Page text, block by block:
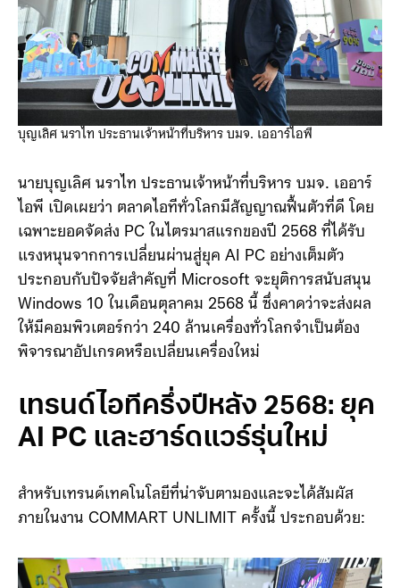
บุญเลิศ นราไท ประธานเจ้าหน้าที่บริหาร บมจ. เออาร์ไอพี
นายบุญเลิศ นราไท ประธานเจ้าหน้าที่บริหาร บมจ. เออาร์
ไอพี เปิดเผยว่า ตลาดไอทีทั่วโลกมีสัญญาณฟื้นตัวที่ดี โดย
เฉพาะยอดจัดส่ง PC ในไตรมาสแรกของปี 2568 ที่ได้รับ
แรงหนุนจากการเปลี่ยนผ่านสู่ยุค AI PC อย่างเต็มตัว
ประกอบกับปัจจัยสำคัญที่ Microsoft จะยุติการสนับสนุน
Windows 10 ในเดือนตุลาคม 2568 นี้ ซึ่งคาดว่าจะส่งผล
ให้มีคอมพิวเตอร์กว่า 240 ล้านเครื่องทั่วโลกจำเป็นต้อง
พิจารณาอัปเกรดหรือเปลี่ยนเครื่องใหม่
เทรนด์ไอทีครึ่งปีหลัง 2568: ยุค
AI PC และฮาร์ดแวร์รุ่นใหม่
สำหรับเทรนด์เทคโนโลยีที่น่าจับตามองและจะได้สัมผัส
ภายในงาน COMMART UNLIMIT ครั้งนี้ ประกอบด้วย: